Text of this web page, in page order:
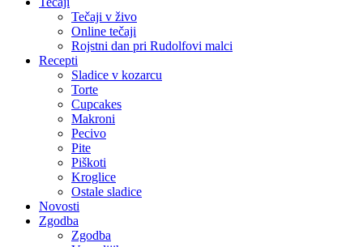
Tečaji v živo
Online tečaji
Rojstni dan pri Rudolfovi malci
Recepti
Sladice v kozarcu
Torte
Cupcakes
Makroni
Pecivo
Pite
Piškoti
Kroglice
Ostale sladice
Novosti
Zgodba
Zgodba